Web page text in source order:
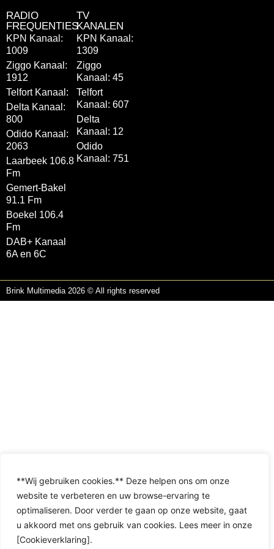
**Wij gebruiken cookies.** Deze helpen ons om onze
website te verbeteren en uw browse-ervaring te
optimaliseren. Door verder te gaan op onze website, gaat
u akkoord met ons gebruik van cookies. Lees meer in onze
[Cookieverklaring].
RADIO
FREQUENTIES
KPN Kanaal:
1009
Ziggo Kanaal:
1912
Telfort Kanaal:
Delta Kanaal:
800
Odido Kanaal:
2063
Laarbeek 106.8
Fm
Gemert-Bakel
91.1 Fm
Boekel 106.4
Fm
DAB+ Kanaal
6A en 6C
TV
KANALEN
KPN Kanaal:
1309
Ziggo
Kanaal: 45
Telfort
Kanaal: 607
Delta
Kanaal: 12
Odido
Kanaal: 751
Brink Multimedia 2026 © All rights reserved